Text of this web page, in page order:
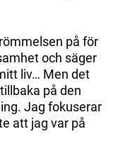
på för
och säger
liv… Men det
på den
Jag fokuserar
att jag var på